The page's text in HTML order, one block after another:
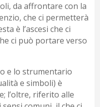
da affrontare con la
che ci permetterà
è l’ascesi che ci
ci può portare verso
e lo strumentario
e simboli) è
l’oltre, riferito alle